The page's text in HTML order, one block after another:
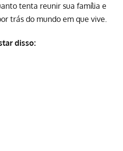
tenta reunir sua família e
trás do mundo em que vive.
disso: